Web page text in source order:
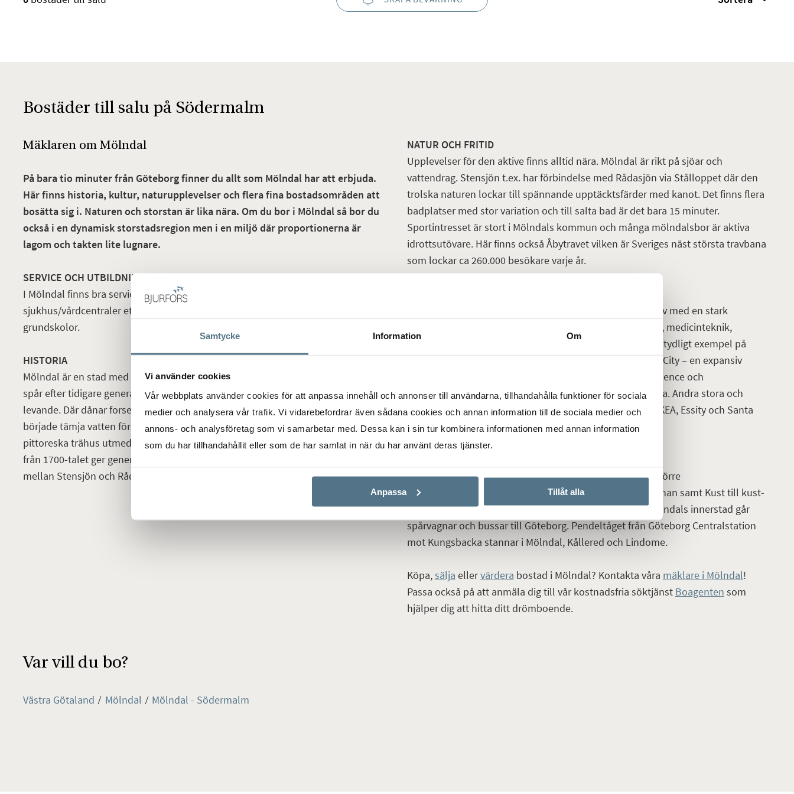
Samtycke Information Om
Vi använder cookies
Vår webbplats använder cookies för att anpassa innehåll och annonser till användarna, tillhandahålla funktioner för sociala
medier och analysera vår trafik. Vi vidarebefordrar även sådana cookies och annan information till de sociala medier och
annons- och analysföretag som vi samarbetar med. Dessa kan i sin tur kombinera informationen med annan information
som du har tillhandahållit eller som de har samlat in när du har använt deras tjänster.
Anpassa Tillåt alla
Bostäder till salu på Södermalm
Mäklaren om Mölndal
På bara tio minuter från Göteborg finner du allt som Mölndal har att erbjuda.
Här finns historia, kultur, naturupplevelser och flera fina bostadsområden att
bosätta sig i. Naturen och storstan är lika nära. Om du bor i Mölndal så bor du
också i en dynamisk storstadsregion men i en miljö där proportionerna är
lagom och takten lite lugnare.
SERVICE OCH UTBILDNING
I Mölndal finns bra service i form av butiker, bibliotek, apotek, banker,
sjukhus/vårdcentraler etc. Här finner man ett stort utbud av förskolor och
grundskolor.
HISTORIA
Mölndal är en stad med underbar natur och mycket historia. Här kan du hitta
spår efter tidigare generationer. Muséerna i Kvarnbyn gör bygdens historia
levande. Där dånar forsen lika självklar idag som för 1000 år sedan då man
började tämja vatten för att mala säd. Nu trängs industribyggnader med
pittoreska trähus utmed de branta klippkanterna. Gunnebo Slott och Trädgårdar
från 1700-talet ger generösa upplevelser för alla sinnen och ligger i grönskan
mellan Stensjön och Rådasjön.
NATUR OCH FRITID
Upplevelser för den aktive finns alltid nära. Mölndal är rikt på sjöar och
vattendrag. Stensjön t.ex. har förbindelse med Rådasjön via Stålloppet där den
trolska naturen lockar till spännande upptäcktsfärder med kanot. Det finns flera
badplatser med stor variation och till salta bad är det bara 15 minuter.
Sportintresset är stort i Mölndals kommun och många mölndalsbor är aktiva
idrottsutövare. Här finns också Åbytravet vilken är Sveriges näst största travbana
som lockar ca 260.000 besökare varje år.
Kommunen har ett välutvecklat och diversifierat näringsliv med en stark
företagsstruktur inom bland annat elektronik, läkemedel, medicinteknik,
hygienprodukter, papper, kemi, livsmedel och handel. Ett tydligt exempel på
kommunens innovationskraft är GoCo Health Innovation City – en expansiv
stadsdel och ett ledande innovationskluster inom Life Science och
hälsoinnovation, beläget i nära anslutning till AstraZeneca. Andra stora och
väletablerade företag med stark förankring i Mölndal är IKEA, Essity och Santa
Maria.
Mölndal har ett strategiskt läge i nära anslutning till de större
kommunikationslederna E6, E20/Söderleden, västkustbanan samt Kust till kust-
banan. Busstrafiken i Mölndal är väl utbyggd och från Mölndals innerstad går
spårvagnar och bussar till Göteborg. Pendeltåget från Göteborg Centralstation
mot Kungsbacka stannar i Mölndal, Kållered och Lindome.
Köpa,sälja ellervärdera bostad i Mölndal? Kontakta våra mäklare i Mölndal!
Passa också på att anmäla dig till vår kostnadsfria söktjänst Boagenten som
hjälper dig att hitta ditt drömboende.
Var vill du bo?
Västra Götaland Mölndal Mölndal - Södermalm